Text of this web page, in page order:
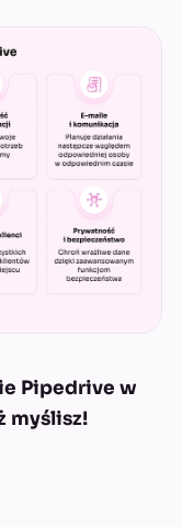
Pipedrive w
myślisz!